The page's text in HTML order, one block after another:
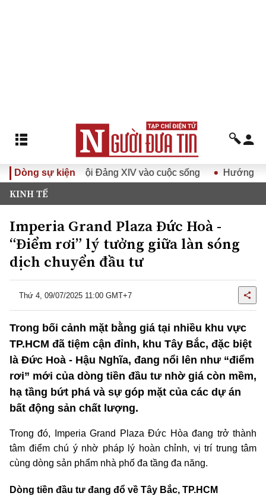
Dòng sự kiện
quyết Đại hội Đảng XIV vào cuộc sống Hướng tới Đại
KINH TẾ
Imperia Grand Plaza Đức Hoà -
“Điểm rơi” lý tưởng giữa làn sóng
dịch chuyển đầu tư
Thứ 4, 09/07/2025 11:00 GMT+7
Trong bối cảnh mặt bằng giá tại nhiều khu vực
TP.HCM đã tiệm cận đỉnh, khu Tây Bắc, đặc biệt
là Đức Hoà - Hậu Nghĩa, đang nổi lên như “điểm
rơi” mới của dòng tiền đầu tư nhờ giá còn mềm,
hạ tầng bứt phá và sự góp mặt của các dự án
bất động sản chất lượng.
Trong đó, Imperia Grand Plaza Đức Hòa đang trở thành
tâm điểm chú ý nhờ pháp lý hoàn chỉnh, vị trí trung tâm
cùng dòng sản phẩm nhà phố đa tầng đa năng.
Dòng tiền đầu tư đang đổ về Tây Bắc, TP.HCM